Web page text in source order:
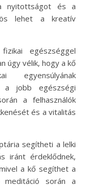
nyitottságot és a
lehet a kreatív
egészséggel
úgy vélik, hogy a kő
a jobb egészségi
a felhasználók
és a vitalitás
segítheti a lelki
iránt érdeklődnek,
a kő segíthet a
meditáció során a